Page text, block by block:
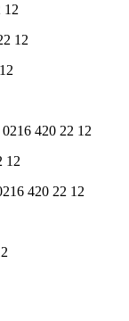
12
12
0216 420 22 12
12
420 22 12